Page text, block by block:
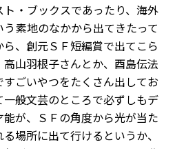
・ブックスであったり、海外
素地のなかから出てきたって
、創元ＳＦ短編賞で出てこら
山羽根子さんとか、酉島伝法
ごいやつをたくさん出してお
般文芸のところで必ずしもデ
が、ＳＦの角度から光が当た
場所に出て行けるというか、